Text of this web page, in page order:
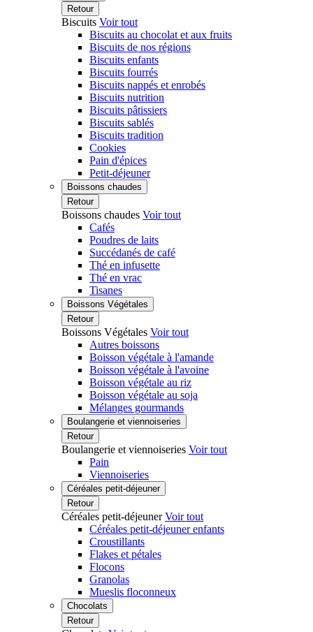
Retour
Biscuits Voir tout
Biscuits au chocolat et aux fruits
Biscuits de nos régions
Biscuits enfants
Biscuits fourrés
Biscuits nappés et enrobés
Biscuits nutrition
Biscuits pâtissiers
Biscuits sablés
Biscuits tradition
Cookies
Pain d'épices
Petit-déjeuner
Boissons chaudes
Retour
Boissons chaudes Voir tout
Cafés
Poudres de laits
Succédanés de café
Thé en infusette
Thé en vrac
Tisanes
Boissons Végétales
Retour
Boissons Végétales Voir tout
Autres boissons
Boisson végétale à l'amande
Boisson végétale à l'avoine
Boisson végétale au riz
Boisson végétale au soja
Mélanges gourmands
Boulangerie et viennoiseries
Retour
Boulangerie et viennoiseries Voir tout
Pain
Viennoiseries
Céréales petit-déjeuner
Retour
Céréales petit-déjeunerVoir tout
Céréales petit-déjeuner enfants
Croustillants
Flakes et pétales
Flocons
Granolas
Mueslis floconneux
Chocolats
Retour